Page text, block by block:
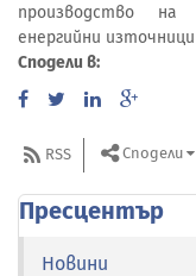
производство на
енергийни източници
Сподели в:
RSS Сподели
Пресцентър
Новини